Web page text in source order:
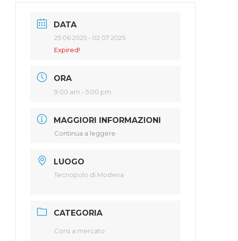
DATA
25 06 2025 - 02 07 2025
Expired!
ORA
9:00 am - 5:00 pm
MAGGIORI INFORMAZIONI
Continua a leggere
LUOGO
Tecnopolo di Modena
CATEGORIA
Corsi a mercato